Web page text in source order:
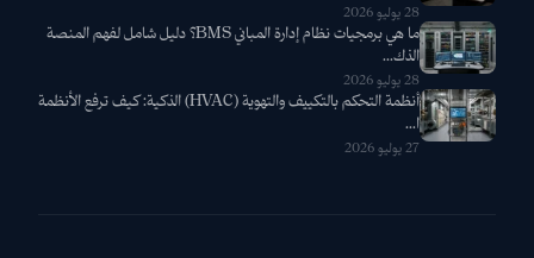
28 يوليو 2026
ما هي برمجيات نظام إدارة المباني BMS؟ دليل شامل لفهم المنصة
الذك...
28 يوليو 2026
أنظمة التحكم بالتكييف والتهوية (HVAC) الذكية: كيف ترفع الأنظمة
ا...
27 يوليو 2026